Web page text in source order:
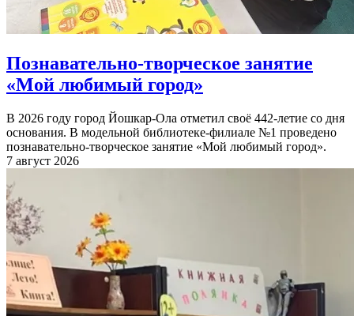
Познавательно-творческое занятие
«Мой любимый город»
В 2026 году город Йошкар-Ола отметил своё 442-летие со дня
основания. В модельной библиотеке-филиале №1 проведено
познавательно-творческое занятие «Мой любимый город».
7 август 2026